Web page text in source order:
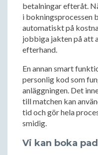
betalningar efteråt.
i bokningsprocessen
automatiskt på
jobbiga jakten på att
efterhand.
En annan smart
personlig kod som
anläggningen. Det
till matchen kan
tid och gör hela
smidig.
Vi kan boka